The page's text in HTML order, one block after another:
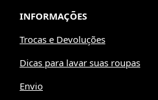
INFORMAÇÕES
Trocas e Devoluções
Dicas para lavar suas roupas
Envio